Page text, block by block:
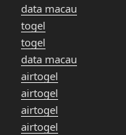
data macau
togel
togel
data macau
airtogel
airtogel
airtogel
airtogel